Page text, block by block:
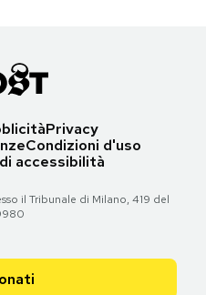
Privacy
Condizioni d'uso
accessibilità
il Tribunale di Milano, 419 del